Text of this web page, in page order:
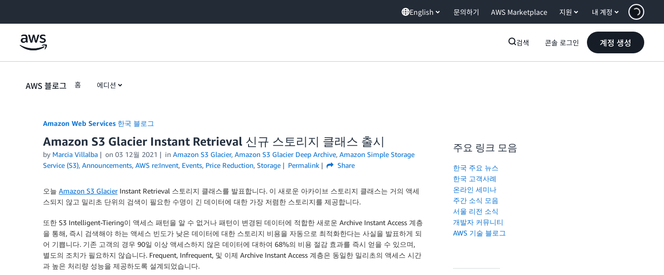
English 문의하기 AWS Marketplace 지원 내 계정
검색 콘솔 로그인 계정 생성
AWS 블로그 홈 에디션
Amazon Web Services 한국 블로그
Amazon S3 Glacier Instant Retrieval 신규 스토리지 클래스 출시
by Marcia Villalba on 03 12월 2021 in Amazon S3 Glacier, Amazon S3 Glacier Deep Archive, Amazon Simple Storage
Service (S3), Announcements, AWS re:Invent, Events, Price Reduction, Storage Permalink Share
오늘 Amazon S3 GlacierInstant Retrieval 스토리지 클래스를 발표합니다. 이 새로운 아카이브 스토리지 클래스는 거의 액세
스되지 않고 밀리초 단위의 검색이 필요한 수명이 긴 데이터에 대한 가장 저렴한 스토리지를 제공합니다.
또한 S3 Intelligent-Tiering이 액세스 패턴을 알 수 없거나 패턴이 변경된 데이터에 적합한 새로운 Archive Instant Access 계층
을 통해, 즉시 검색해야 하는 액세스 빈도가 낮은 데이터에 대한 스토리지 비용을 자동으로 최적화한다는 사실을 발표하게 되
어 기쁩니다. 기존 고객의 경우 90일 이상 액세스하지 않은 데이터에 대하여 68%의 비용 절감 효과를 즉시 얻을 수 있으며,
별도의 조치가 필요하지 않습니다. Frequent, Infrequent, 및 이제 Archive Instant Access 계층은 동일한 밀리초의 액세스 시간
과 높은 처리량 성능을 제공하도록 설계되었습니다.
주요 링크 모음
한국 주요 뉴스
한국 고객사례
온라인 세미나
주간 소식 모음
서울 리전 소식
개발자 커뮤니티
AWS 기술 블로그